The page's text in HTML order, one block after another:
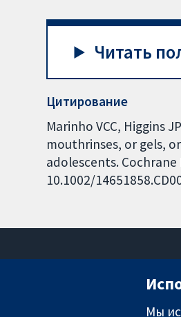
Читать
Цитирование
Marinho VCC, Higgins
mouthrinses, or gels,
adolescents. Cochrane
10.1002/
Мы